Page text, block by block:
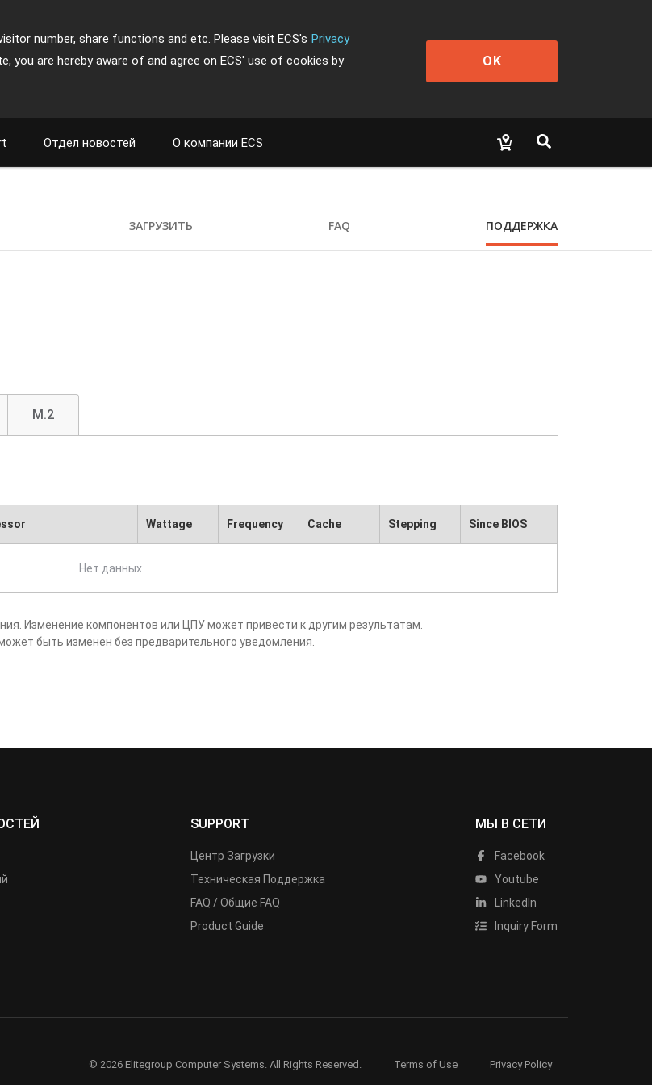
number, share functions and etc. Please visit ECS's Privacy
are hereby aware of and agree on ECS' use of cookies by
OK
Отдел новостей О компании ECS
ЗАГРУЗИТЬ FAQ ПОДДЕРЖКА
M.2
Wattage Frequency Cache Stepping Since BIOS
Нет данных
Изменение компонентов или ЦПУ может привести к другим результатам.
быть изменен без предварительного уведомления.
SUPPORT
Центр Загрузки
Техническая Поддержка
FAQ / Общие FAQ
Product Guide
МЫ В СЕТИ
Facebook
Youtube
LinkedIn
Inquiry Form
© 2026 Elitegroup Computer Systems. All Rights Reserved. Terms of Use Privacy Policy